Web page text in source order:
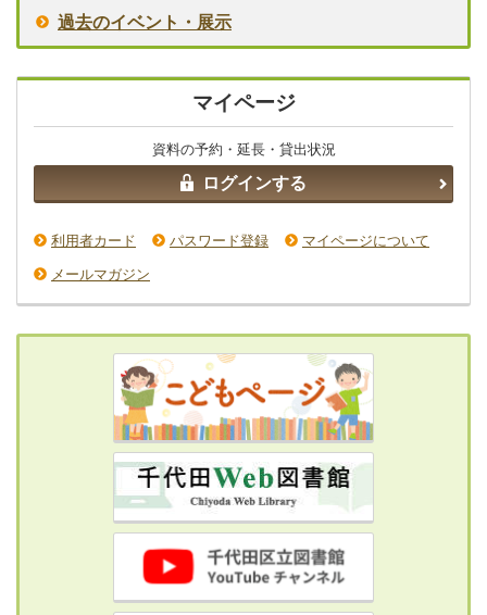
過去のイベント・展示
マイページ
資料の予約・延長・貸出状況
ログインする
利用者カード パスワード登録
マイページについて
メールマガジン